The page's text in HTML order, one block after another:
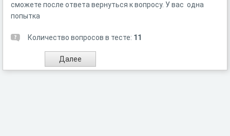
сможете после ответа вернуться к вопросу. У вас одна
попытка
Количество вопросов в тесте: 11